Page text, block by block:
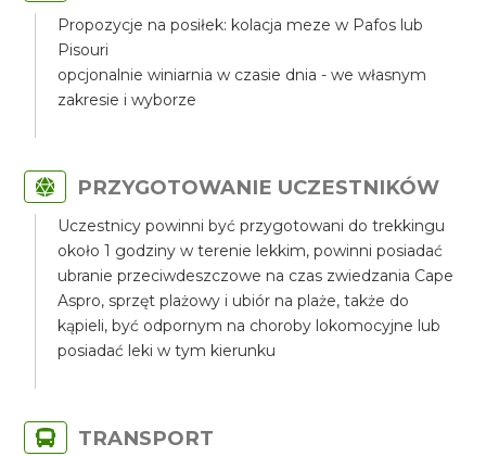
Propozycje na posiłek: kolacja meze w Pafos lub
Pisouri
opcjonalnie winiarnia w czasie dnia - we własnym
zakresie i wyborze
PRZYGOTOWANIE UCZESTNIKÓW
Uczestnicy powinni być przygotowani do trekkingu
około 1 godziny w terenie lekkim, powinni posiadać
ubranie przeciwdeszczowe na czas zwiedzania Cape
Aspro, sprzęt plażowy i ubiór na plaże, także do
kąpieli, być odpornym na choroby lokomocyjne lub
posiadać leki w tym kierunku
TRANSPORT